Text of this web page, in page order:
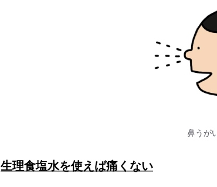
鼻うが
生理食塩水を使えば痛くない